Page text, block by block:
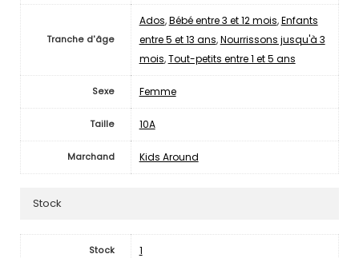
Tranche d'âge
Ados,Bébé entre 3 et 12 mois,Enfants
entre 5 et 13 ans,Nourrissons jusqu'à 3
mois,Tout-petits entre 1 et 5 ans
Sexe Femme
Taille 10A
Marchand Kids Around
Stock
Stock 1